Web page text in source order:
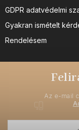
GDPR adatvédelmi
Gyakran ismételt
Rendelésem
Az e-mail